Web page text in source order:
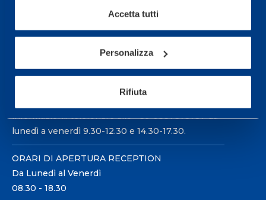
Accetta tutti
Personalizza
Rifiuta
Sport Service Mapei S.r.l. - Via Busto Fagnano 38,
21057 Olgiate Olona (Varese) Italia.
informazioni: telefonare allo +39 0331 575757 da
lunedì a venerdì 9.30-12.30 e 14.30-17.30.
ORARI DI APERTURA RECEPTION
Da Lunedì al Venerdì
08.30 - 18.30